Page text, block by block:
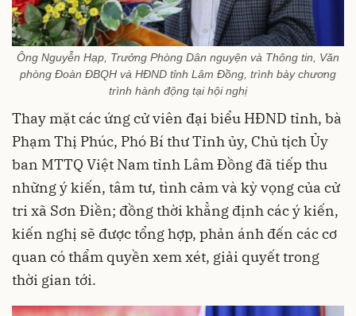
Ông Nguyễn Hạp, Trưởng Phòng Dân nguyện và Thông tin, Văn
phòng Đoàn ĐBQH và HĐND tỉnh Lâm Đồng, trình bày chương
trình hành động tại hội nghị
Thay mặt các ứng cử viên đại biểu HĐND tỉnh, bà
Phạm Thị Phúc, Phó Bí thư Tỉnh ủy, Chủ tịch Ủy
ban MTTQ Việt Nam tỉnh Lâm Đồng đã tiếp thu
những ý kiến, tâm tư, tình cảm và kỳ vọng của cử
tri xã Sơn Điền; đồng thời khẳng định các ý kiến,
kiến nghị sẽ được tổng hợp, phản ánh đến các cơ
quan có thẩm quyền xem xét, giải quyết trong
thời gian tới.